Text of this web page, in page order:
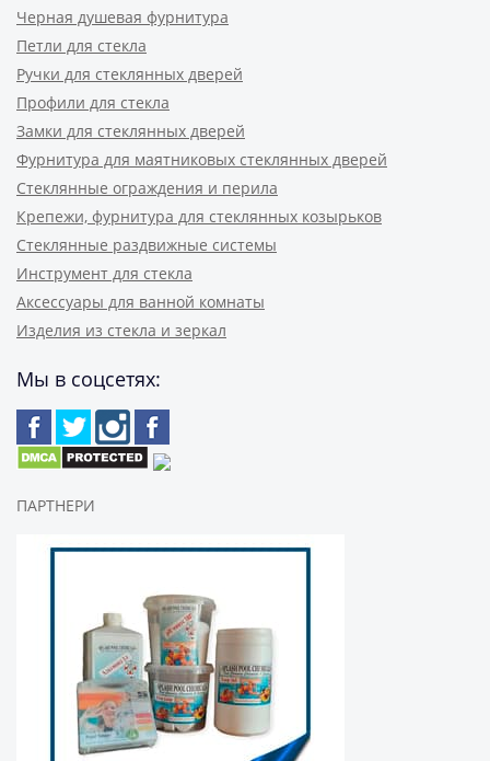
Черная душевая фурнитура
Петли для стекла
Ручки для стеклянных дверей
Профили для стекла
Замки для стеклянных дверей
Фурнитура для маятниковых стеклянных дверей
Стеклянные ограждения и перила
Крепежи, фурнитура для стеклянных козырьков
Стеклянные раздвижные системы
Инструмент для стекла
Аксессуары для ванной комнаты
Изделия из стекла и зеркал
Мы в соцсетях:
ПАРТНЕРИ